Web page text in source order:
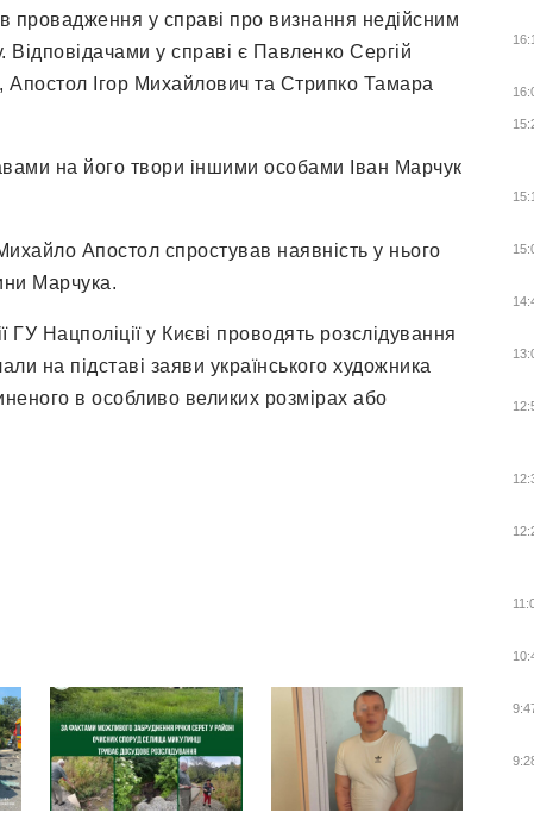
провадження у справі про визнання недійсним
Відповідачами у справі є Павленко Сергій
Ігор Михайлович та Стрипко Тамара
на його твори іншими особами Іван Марчук
Апостол спростував наявність у нього
Марчука.
ГУ Нацполіції у Києві проводять розслідування
на підставі заяви українського художника
в особливо великих розмірах або